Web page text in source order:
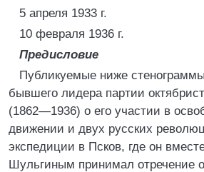
5 апреля 1933 г.
10 февраля 1936 г.
Предисловие
Публикуемые ниже
бывшего лидера партии
(1862—1936) о его участии в
движении и двух русских
экспедиции в Псков, где он
Шульгиным принимал отречение